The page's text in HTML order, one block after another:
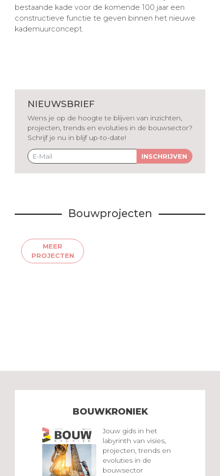
bestaande kade voor de komende 100 jaar een
constructieve functie te geven binnen het nieuwe
kademuurconcept.
NIEUWSBRIEF
Wens je op de hoogte te blijven van inzichten,
projecten, trends en evoluties in de bouwsector?
Schrijf je nu in blijf up-to-date!
INSCHRIJVEN
Bouwprojecten
MEER
PROJECTEN
BOUWKRONIEK
Jouw gids in het
labyrinth van visies,
projecten, trends en
evoluties in de
bouwsector